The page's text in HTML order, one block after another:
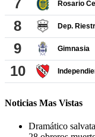
Noticias Mas Vistas
Dramático